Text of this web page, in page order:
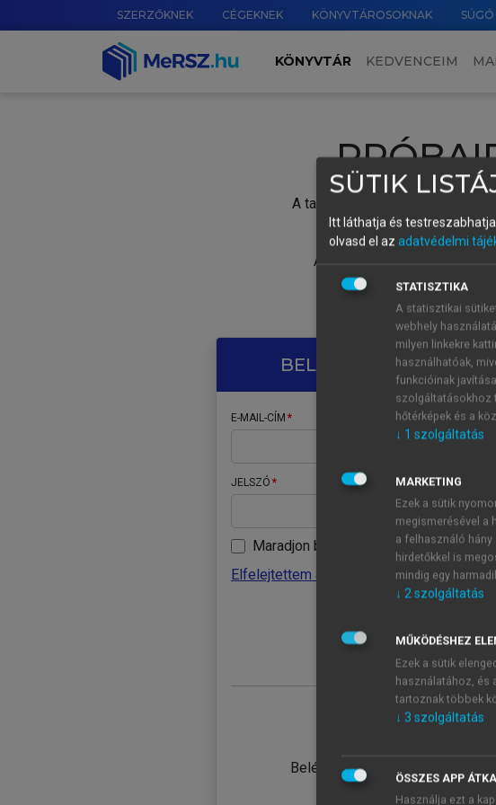
SZERZŐKNEK CÉGEKNEK KÖNYVTÁROSOKNAK SÚGÓ
KÖNYVTÁR KEDVENCEIM
A tartalom megtekintéséhez
Új
A próbaidőszak
A
BELÉPÉS SAJÁT
E-MAIL-CÍM
JELSZÓ
Maradjon belépve
Elfelejtettem a jelszavamat
Belépés intézményi azonosítóval
SÜTIK
Itt láthatja és
olvasd el az adatvédelmi
STATISZTIKA
A statisztikai
webhely
milyen linkekre
használhatóak,
funkcióinak
szolgáltatásokhoz
hőtérképek és a
↓ 1 szolgáltatás
MARKETING
Ezek a sütik
megismerésével a
a felhasználó hány
hirdetőkkel is
mindig egy
↓ 2szolgáltatás
MŰKÖDÉSHEZ
Ezek a sütik
használatához, és
tartoznak többek
↓ 3 szolgáltatás
ÖSSZES APP
Használja ezt a